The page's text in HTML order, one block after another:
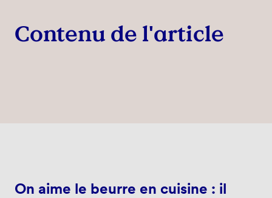
Contenu de l'article
On aime le beurre en cuisine : il